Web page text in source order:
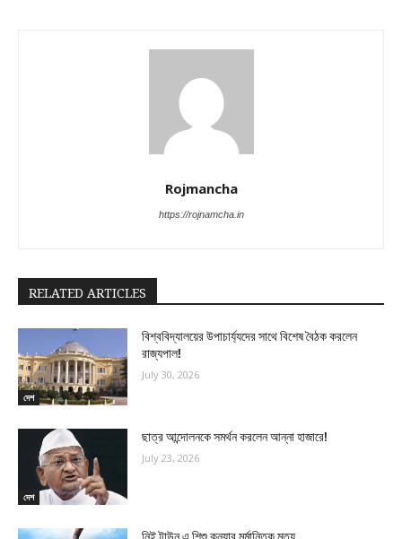
Rojmancha
https://rojnamcha.in
RELATED ARTICLES
দেশ
বিশ্ববিদ্যালয়ের উপাচার্য্যদের সাথে বিশেষ বৈঠক করলেন
রাজ্যপাল!
July 30, 2026
দেশ
ছাত্র আন্দোলনকে সমর্থন করলেন আন্না হাজারে!
July 23, 2026